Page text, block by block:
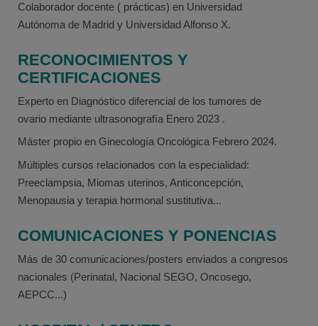
Colaborador docente ( prácticas) en Universidad
Autónoma de Madrid y Universidad Alfonso X.
RECONOCIMIENTOS Y
CERTIFICACIONES
Experto en Diagnóstico diferencial de los tumores de
ovario mediante ultrasonografía Enero 2023 .
Máster propio en Ginecología Oncológica Febrero 2024.
Múltiples cursos relacionados con la especialidad:
Preeclampsia, Miomas uterinos, Anticoncepción,
Menopausia y terapia hormonal sustitutiva...
COMUNICACIONES Y PONENCIAS
Más de 30 comunicaciones/posters enviados a congresos
nacionales (Perinatal, Nacional SEGO, Oncosego,
AEPCC...)